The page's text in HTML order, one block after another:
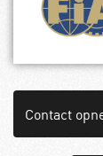
Contact